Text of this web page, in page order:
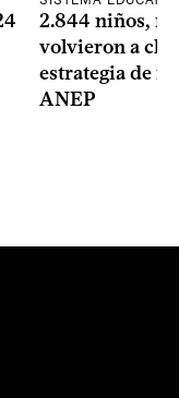
2.844 niños,
volvieron a
estrategia de
ANEP